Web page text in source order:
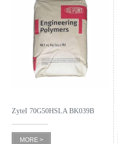
线
留
ZyteI 70G50HSLA BK039B
PA66
MORE >